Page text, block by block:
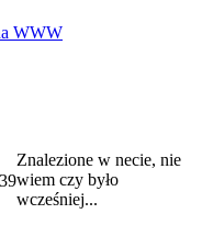
WWW
Znalezione w necie, nie
wiem czy było
wcześniej...